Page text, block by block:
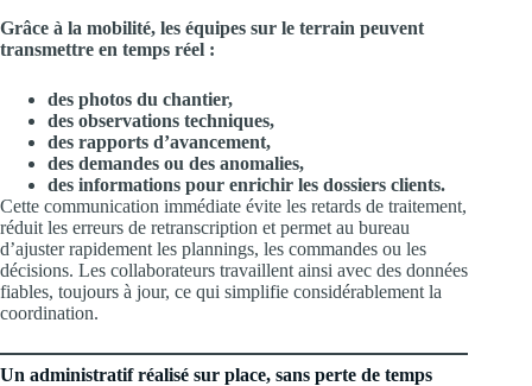
Grâce à la mobilité, les équipes sur le terrain peuvent
transmettre en temps réel :
des photos du chantier,
des observations techniques,
des rapports d’avancement,
des demandes ou des anomalies,
des informations pour enrichir les dossiers clients.
Cette communication immédiate évite les retards de traitement,
réduit les erreurs de retranscription et permet au bureau
d’ajuster rapidement les plannings, les commandes ou les
décisions. Les collaborateurs travaillent ainsi avec des données
fiables, toujours à jour, ce qui simplifie considérablement la
coordination.
Un administratif réalisé sur place, sans perte de temps